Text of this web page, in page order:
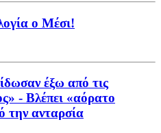
o Μέσι!
έξω από τις
- Βλέπει «αόρατο
την ανταρσία